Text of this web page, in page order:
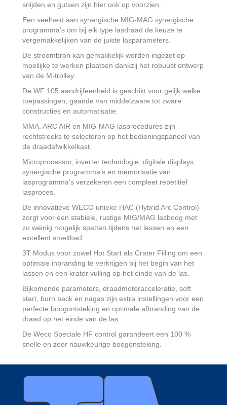
snijden en gutsen zijn hier ook op voorzien.
Een veelheid aan synergische MIG-MAG synergische
programma’s om bij elk type lasdraad de keuze te
vergemakkelijken van de juiste lasparameters.
De stroombron kan gemakkelijk worden ingezet op
moeilijke te werken plaatsen dankzij het robuust ontwerp
van de M-trolley.
De WF 105 aandrijfeenheid is geschikt voor gelijk welke
toepassingen, gaande van middelzware tot zware
constructies en automatisatie.
MMA, ARC AIR en MIG-MAG lasprocedures zijn
rechtstreeks te selecteren op het bedieningspaneel van
de draadafwikkelkast.
Microprocessor, inverter technologie, digitale displays,
synergische programma’s en memorisatie van
lasprogramma’s verzekeren een compleet repetitief
lasproces.
De innovatieve WECO unieke HAC (Hybrid Arc Control)
zorgt voor een stabiele, rustige MIG/MAG lasboog met
zo weinig mogelijk spatten tijdens het lassen en een
excellent smeltbad.
3T Modus voor zowel Hot Start als Crater Filling om een
optimale inbranding te verkrijgen bij het begin van het
lassen en een krater vulling op het einde van de las.
Bijkomende parameters, draadmotoracceleratie, soft
start, burn back en nagas zijn extra instellingen voor een
perfecte boogontsteking en optimale afbranding van de
draad op het einde van de las.
De Weco Speciale HF control garandeert een 100 %
snelle en zeer nauwkeurige boogonsteking.